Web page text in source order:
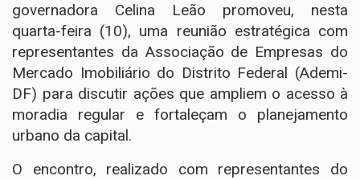
governadora Celina Leão promoveu, nesta
quarta-feira (10), uma reunião estratégica com
representantes da Associação de Empresas do
Mercado Imobiliário do Distrito Federal (Ademi-
DF) para discutir ações que ampliem o acesso à
moradia regular e fortaleçam o planejamento
urbano da capital.
O encontro, realizado com representantes do